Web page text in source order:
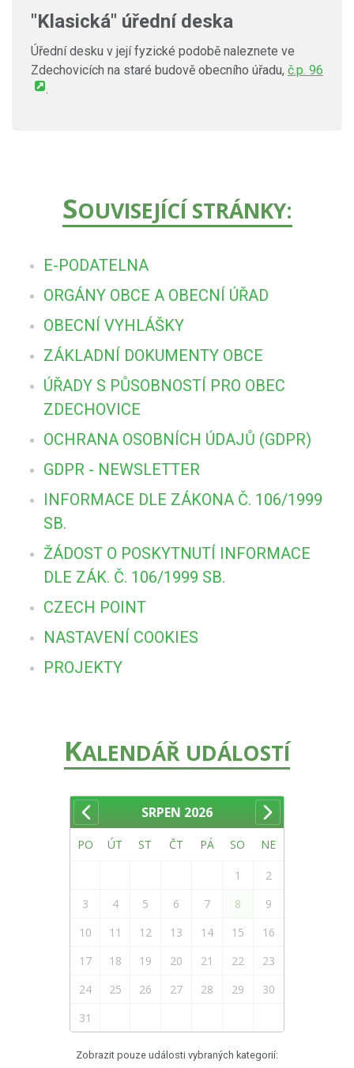
"Klasická" úřední deska
Úřední desku v její fyzické podobě naleznete ve
Zdechovicích na staré budově obecního úřadu, č.p. 96
.
SOUVISEJÍCÍ STRÁNKY:
E-PODATELNA
ORGÁNY OBCE A OBECNÍ ÚŘAD
OBECNÍ VYHLÁŠKY
ZÁKLADNÍ DOKUMENTY OBCE
ÚŘADY S PŮSOBNOSTÍ PRO OBEC
ZDECHOVICE
OCHRANA OSOBNÍCH ÚDAJŮ (GDPR)
GDPR - NEWSLETTER
INFORMACE DLE ZÁKONA Č. 106/1999
SB.
ŽÁDOST O POSKYTNUTÍ INFORMACE
DLE ZÁK. Č. 106/1999 SB.
CZECH POINT
NASTAVENÍ COOKIES
PROJEKTY
KALENDÁŘ UDÁLOSTÍ
SRPEN 2026
PO ÚT ST ČT PÁ SO NE
1
2
3
4 5 6 7 8
9
10
11 12 13 14 15
16
17
18 19 20 21 22
23
24
25 26 27 28 29
30
31
Zobrazit pouze události vybraných kategorií: